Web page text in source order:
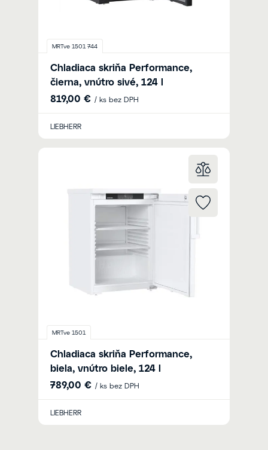
MRTve 1501 744
Chladiaca skriňa Performance,
čierna, vnútro sivé, 124 l
819,00 € / ks bez DPH
LIEBHERR
MRTve 1501
Chladiaca skriňa Performance,
biela, vnútro biele, 124 l
789,00 € / ks bez DPH
LIEBHERR